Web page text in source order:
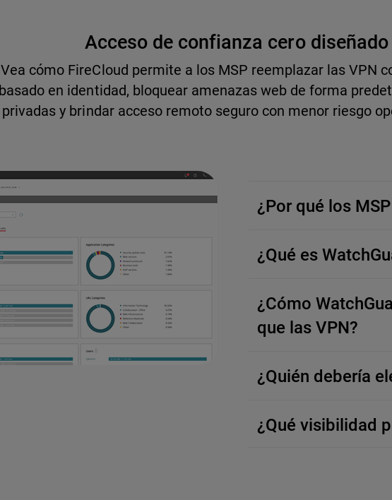
Acceso de confianza cero
Vea cómo FireCloud permite a los MSP reemplazar las VPN
basado en identidad, bloquear amenazas web de forma
privadas y brindar acceso remoto seguro con menor riesgo
¿Por qué los
¿Qué es
¿Cómo
que las VPN?
¿Quién debería
¿Qué visibilidad